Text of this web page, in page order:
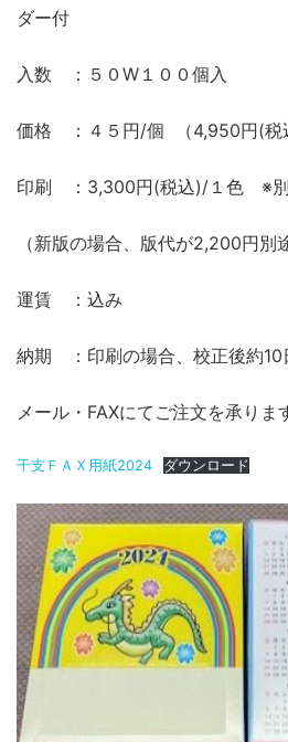
ダー付
入数 ：５０W１００個入
価格 ：４５円/個 （4,950円(税
印刷 ：3,300円(税込)/１色 ※
（新版の場合、版代が2,200円別
運賃 ：込み
納期 ：印刷の場合、校正後約10
メール・FAXにてご注文を承りま
干支ＦＡＸ用紙2024 ダウンロード